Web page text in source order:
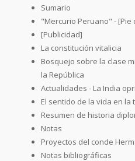
Sumario
"Mercurio Peruano" - [Pie
[Publicidad]
La constitución vitalicia
Bosquejo sobre la clase
la República
Actualidades - La India
El sentido de la vida en la
Resumen de historia
Notas
Proyectos del conde
Notas bibliográficas